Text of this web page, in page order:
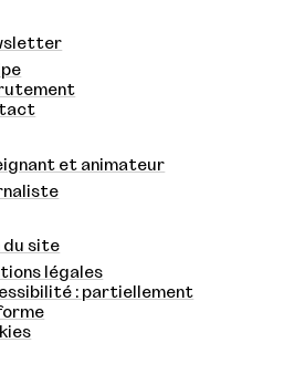
et animateur
du site
légales
: partiellement